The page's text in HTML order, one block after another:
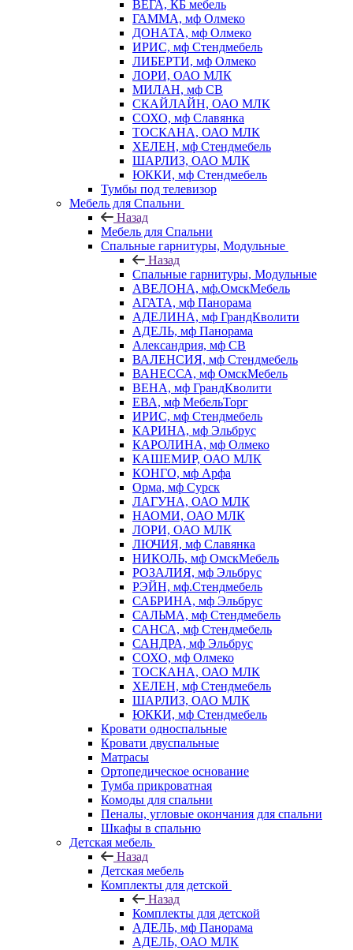
ВЕГА, КБ мебель
ГАММА, мф Олмеко
ДОНАТА, мф Олмеко
ИРИС, мф Стендмебель
ЛИБЕРТИ, мф Олмеко
ЛОРИ, ОАО МЛК
МИЛАН, мф СВ
СКАЙЛАЙН, ОАО МЛК
СОХО, мф Славянка
ТОСКАНА, ОАО МЛК
ХЕЛЕН, мф Стендмебель
ШАРЛИЗ, ОАО МЛК
ЮККИ, мф Стендмебель
Тумбы под телевизор
Мебель для Спальни
Назад
Мебель для Спальни
Спальные гарнитуры, Модульные
Назад
Спальные гарнитуры, Модульные
АВЕЛОНА, мф.ОмскМебель
АГАТА, мф Панорама
АДЕЛИНА, мф ГрандКволити
АДЕЛЬ, мф Панорама
Александрия, мф СВ
ВАЛЕНСИЯ, мф Стендмебель
ВАНЕССА, мф ОмскМебель
ВЕНА, мф ГрандКволити
ЕВА, мф МебельТорг
ИРИС, мф Стендмебель
КАРИНА, мф Эльбрус
КАРОЛИНА, мф Олмеко
КАШЕМИР, ОАО МЛК
КОНГО, мф Арфа
Орма, мф Сурск
ЛАГУНА, ОАО МЛК
НАОМИ, ОАО МЛК
ЛОРИ, ОАО МЛК
ЛЮЧИЯ, мф Славянка
НИКОЛЬ, мф ОмскМебель
РОЗАЛИЯ, мф Эльбрус
РЭЙН, мф.Стендмебель
САБРИНА, мф Эльбрус
САЛЬМА, мф Стендмебель
САНСА, мф Стендмебель
САНДРА, мф Эльбрус
СОХО, мф Олмеко
ТОСКАНА, ОАО МЛК
ХЕЛЕН, мф Стендмебель
ШАРЛИЗ, ОАО МЛК
ЮККИ, мф Стендмебель
Кровати односпальные
Кровати двуспальные
Матрасы
Ортопедическое основание
Тумба прикроватная
Комоды для спальни
Пеналы, угловые окончания для спальни
Шкафы в спальню
Детская мебель
Назад
Детская мебель
Комплекты для детской
Назад
Комплекты для детской
АДЕЛЬ, мф Панорама
АДЕЛЬ, ОАО МЛК